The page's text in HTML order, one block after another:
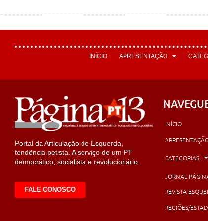
INÍCIO APRESENTAÇÃO
Portal da Articulação de Esquerda,
tendência petista. A serviço de um PT
democrático, socialista e revolucionário.
FALE CONOSCO
INÍCIO
CATEGORIAS
JORNAL
REVISTA
REGIÕES/